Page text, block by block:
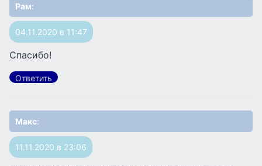
Рам:
04.11.2020 в 11:47
Спасибо!
Ответить
Макс:
11.11.2020 в 23:06